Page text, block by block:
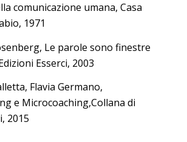
comunicazione umana, Casa
1971
Le parole sono finestre
Esserci, 2003
Flavia Germano,
e Microcoaching,Collana di
2015